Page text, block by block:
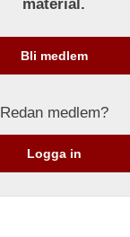
material.
Bli medlem
Redan medlem?
Logga in